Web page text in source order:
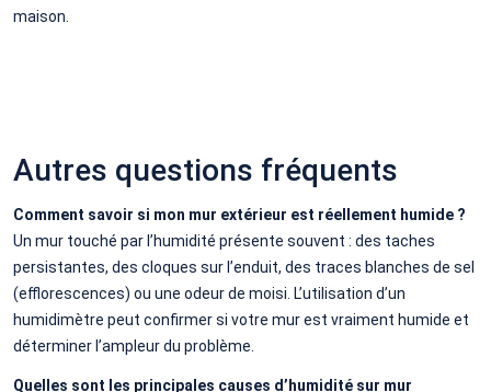
maison.
Autres questions fréquents
Comment savoir si mon mur extérieur est réellement humide ?
Un mur touché par l’humidité présente souvent : des taches
persistantes, des cloques sur l’enduit, des traces blanches de sel
(efflorescences) ou une odeur de moisi. L’utilisation d’un
humidimètre peut confirmer si votre mur est vraiment humide et
déterminer l’ampleur du problème.
Quelles sont les principales causes d’humidité sur mur